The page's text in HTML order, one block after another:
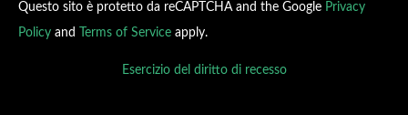
Questo sito è protetto da reCAPTCHA and the Google Privacy
Policy and Terms of Service apply.
Esercizio del diritto di recesso